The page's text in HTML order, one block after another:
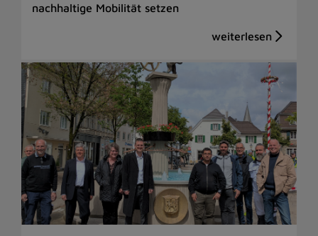
nachhaltige Mobilität setzen